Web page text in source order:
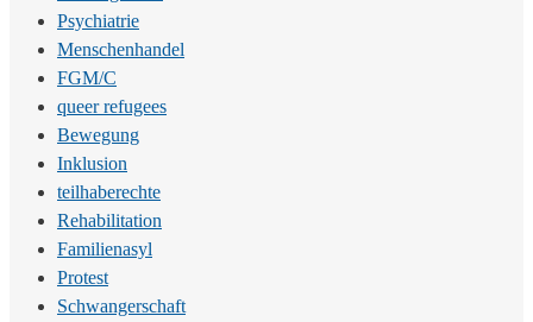
Psychiatrie
Menschenhandel
FGM/C
queer refugees
Bewegung
Inklusion
teilhaberechte
Rehabilitation
Familienasyl
Protest
Schwangerschaft